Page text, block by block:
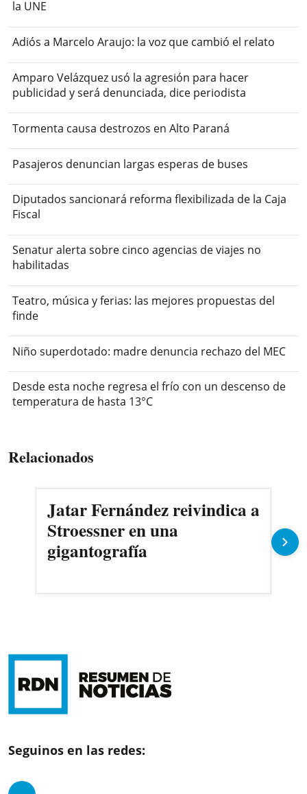
la UNE
Adiós a Marcelo Araujo: la voz que cambió el relato
Amparo Velázquez usó la agresión para hacer
publicidad y será denunciada, dice periodista
Tormenta causa destrozos en Alto Paraná
Pasajeros denuncian largas esperas de buses
Diputados sancionará reforma flexibilizada de la Caja
Fiscal
Senatur alerta sobre cinco agencias de viajes no
habilitadas
Teatro, música y ferias: las mejores propuestas del
finde
Niño superdotado: madre denuncia rechazo del MEC
Desde esta noche regresa el frío con un descenso de
temperatura de hasta 13°C
Relacionados
Jatar Fernández reivindica a
Stroessner en una
gigantografía
Seguinos en las redes: